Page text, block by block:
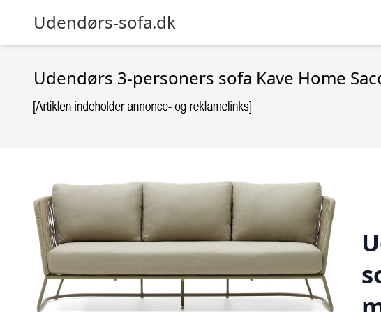
Udendørs-sofa.dk
Udendørs 3-personers sofa Kave Home